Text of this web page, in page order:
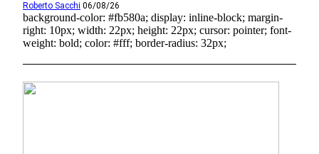
Roberto Sacchi 06/08/26
background-color: #fb580a; display: inline-block; margin-
right: 10px; width: 22px; height: 22px; cursor: pointer; font-
weight: bold; color: #fff; border-radius: 32px;